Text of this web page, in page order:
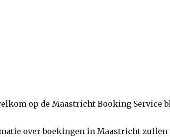
op de Maastricht Booking Service
over boekingen in Maastricht